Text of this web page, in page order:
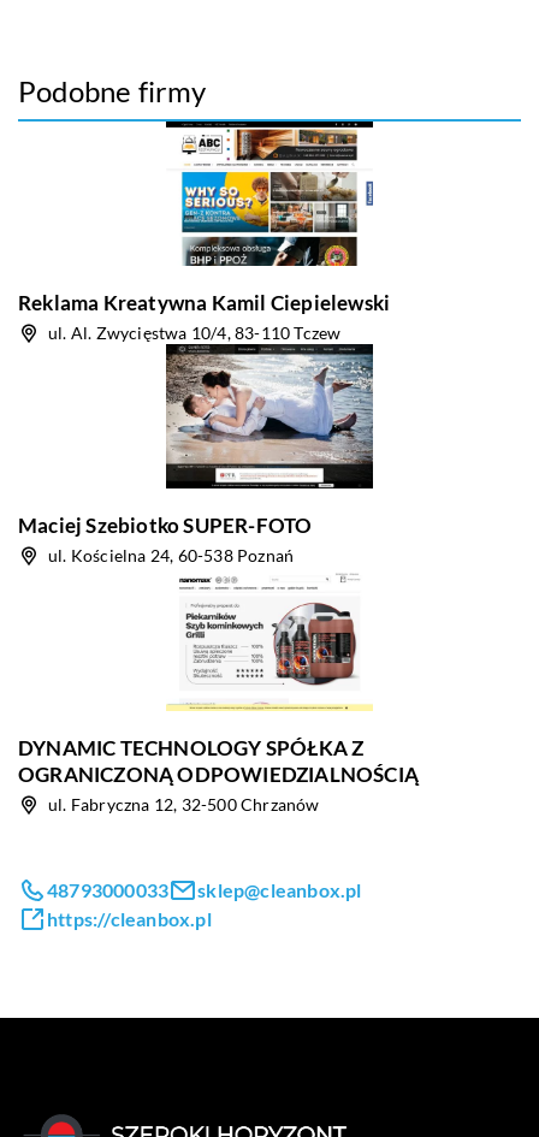
Podobne firmy
Reklama Kreatywna Kamil Ciepielewski
ul. Al. Zwycięstwa 10/4, 83-110 Tczew
Maciej Szebiotko SUPER-FOTO
ul. Kościelna 24, 60-538 Poznań
DYNAMIC TECHNOLOGY SPÓŁKA Z
OGRANICZONĄ ODPOWIEDZIALNOŚCIĄ
ul. Fabryczna 12, 32-500 Chrzanów
48793000033
sklep@cleanbox.pl
https://cleanbox.pl